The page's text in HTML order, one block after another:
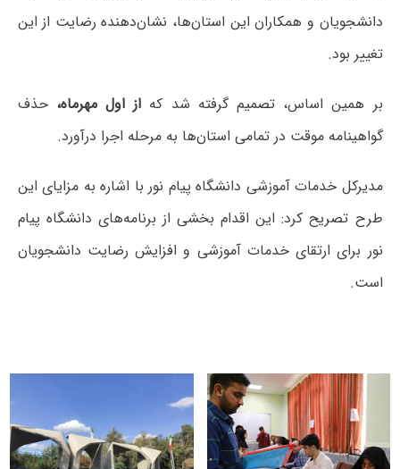
دانشجویان و همکاران این استان‌ها، نشان‌دهنده رضایت از این
تغییر بود.
بر همین اساس، تصمیم گرفته شد که از اول مهرماه، حذف
گواهینامه موقت در تمامی استان‌ها به مرحله اجرا درآورد.
مدیرکل خدمات آموزشی دانشگاه پیام نور با اشاره به مزایای این
طرح تصریح کرد: این اقدام بخشی از برنامه‌های دانشگاه پیام
نور برای ارتقای خدمات آموزشی و افزایش رضایت دانشجویان
است.